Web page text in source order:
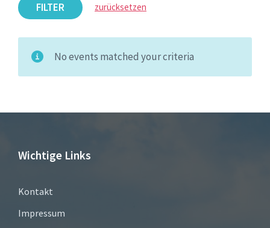
FILTER zurücksetzen
No events matched your criteria
Wichtige Links
Kontakt
Impressum